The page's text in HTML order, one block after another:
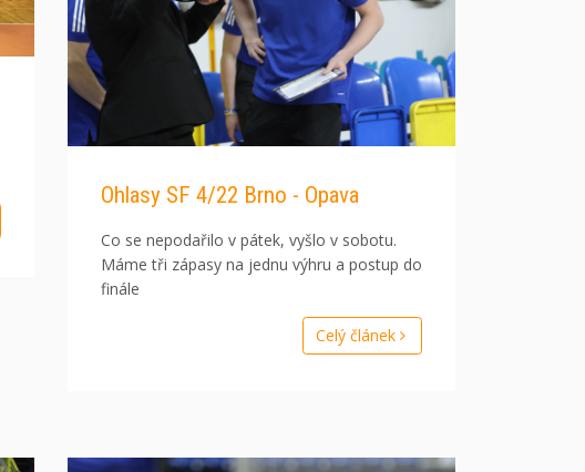
Ohlasy SF 4/22 Brno - Opava
Co se nepodařilo v pátek, vyšlo v sobotu.
Máme tři zápasy na jednu výhru a postup do
finále
Celý článek